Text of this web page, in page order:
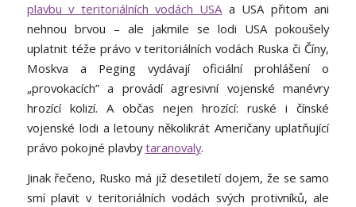
plavbu v teritoriálních vodách USAa USA přitom ani
nehnou brvou – ale jakmile se lodi USA pokoušely
uplatnit téže právo v teritoriálních vodách Ruska či Číny,
Moskva a Peging vydávají oficiální prohlášení o
„provokacích” a provádí agresivní vojenské manévry
hrozící kolizí. A občas nejen hrozící: ruské i čínské
vojenské lodi a letouny několikrát Američany uplatňující
právo pokojné plavbytaranovaly.
Jinak řečeno, Rusko má již desetiletí dojem, že se samo
smí plavit v teritoriálních vodách svých protivníků, ale